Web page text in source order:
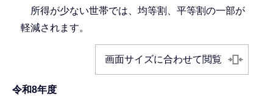
所得が少ない世帯では、均等割、平等割の一部が
軽減されます。
画面サイズに合わせて閲覧
令和8年度